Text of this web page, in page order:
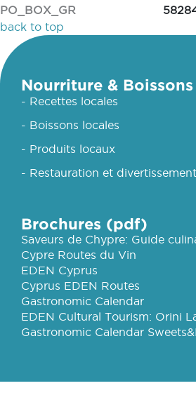
PO_BOX_GR
back to top
Nourriture & Boissons
- Recettes locales
- Boissons locales
- Produits locaux
- Restauration et divertissement
Brochures (pdf)
Saveurs de Chypre: Guide
Cypre Routes du Vin
EDEN Cyprus
Cyprus EDEN Routes
Gastronomic Calendar
EDEN Cultural Tourism: Orini
Gastronomic Calendar